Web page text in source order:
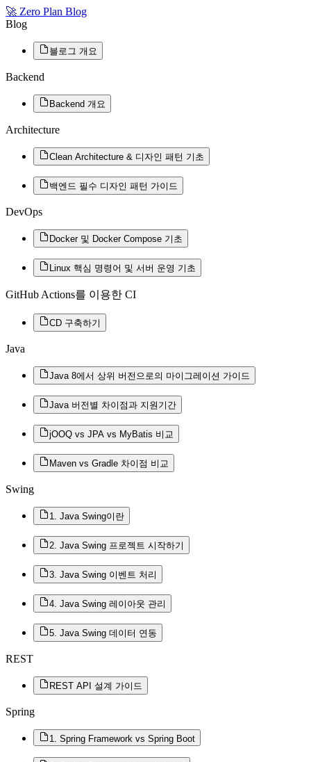
🚀 Zero Plan Blog
Blog
블로그 개요
Backend
Backend 개요
Architecture
Clean Architecture & 디자인 패턴 기초
백엔드 필수 디자인 패턴 가이드
DevOps
Docker 및 Docker Compose 기초
Linux 핵심 명령어 및 서버 운영 기초
GitHub Actions를 이용한 CI
CD 구축하기
Java
Java 8에서 상위 버전으로의 마이그레이션 가이드
Java 버전별 차이점과 지원기간
jOOQ vs JPA vs MyBatis 비교
Maven vs Gradle 차이점 비교
Swing
1. Java Swing이란
2. Java Swing 프로젝트 시작하기
3. Java Swing 이벤트 처리
4. Java Swing 레이아웃 관리
5. Java Swing 데이터 연동
REST
REST API 설계 가이드
Spring
1. Spring Framework vs Spring Boot